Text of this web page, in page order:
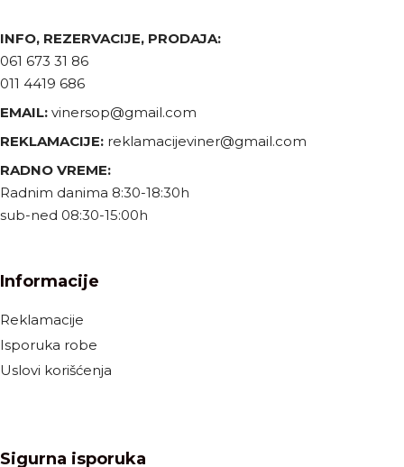
INFO, REZERVACIJE, PRODAJA:
061 673 31 86
011 4419 686
EMAIL: vinersop@gmail.com
REKLAMACIJE: reklamacijeviner@gmail.com
RADNO VREME:
Radnim danima 8:30-18:30h
sub-ned 08:30-15:00h
Informacije
Reklamacije
Isporuka robe
Uslovi korišćenja
Sigurna isporuka